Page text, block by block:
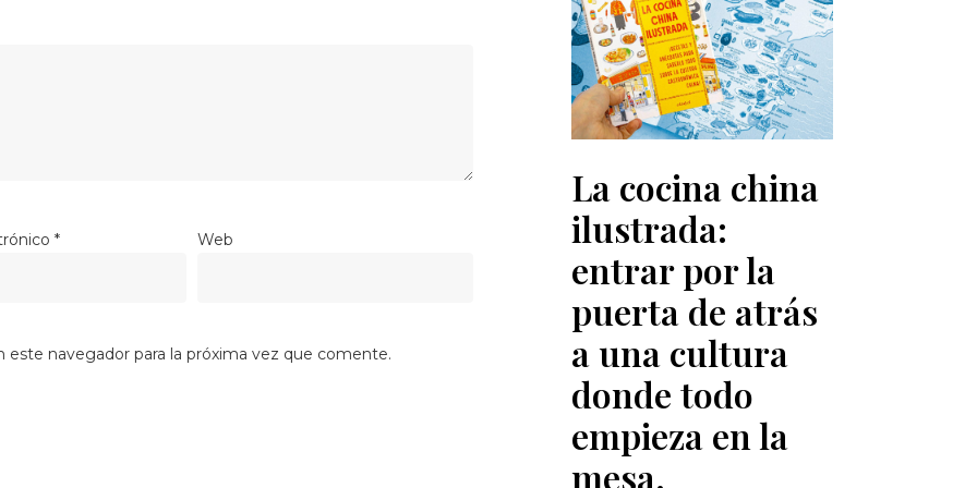
* Web
navegador para la próxima vez que comente.
La cocina china
ilustrada:
entrar por la
puerta de atrás
a una cultura
donde todo
empieza en la
mesa.